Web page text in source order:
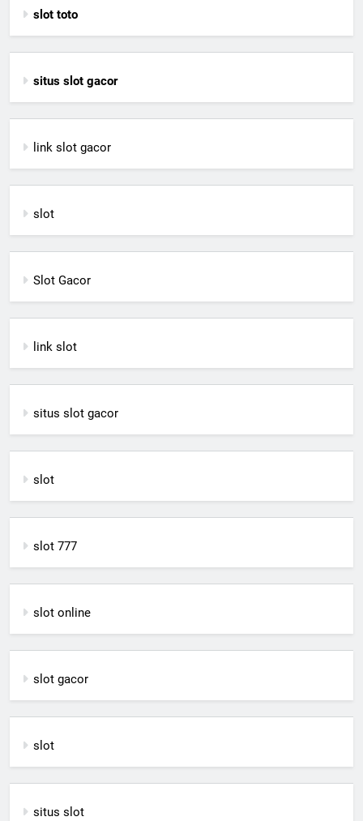
slot toto
situs slot gacor
link slot gacor
slot
Slot Gacor
link slot
situs slot gacor
slot
slot 777
slot online
slot gacor
slot
situs slot